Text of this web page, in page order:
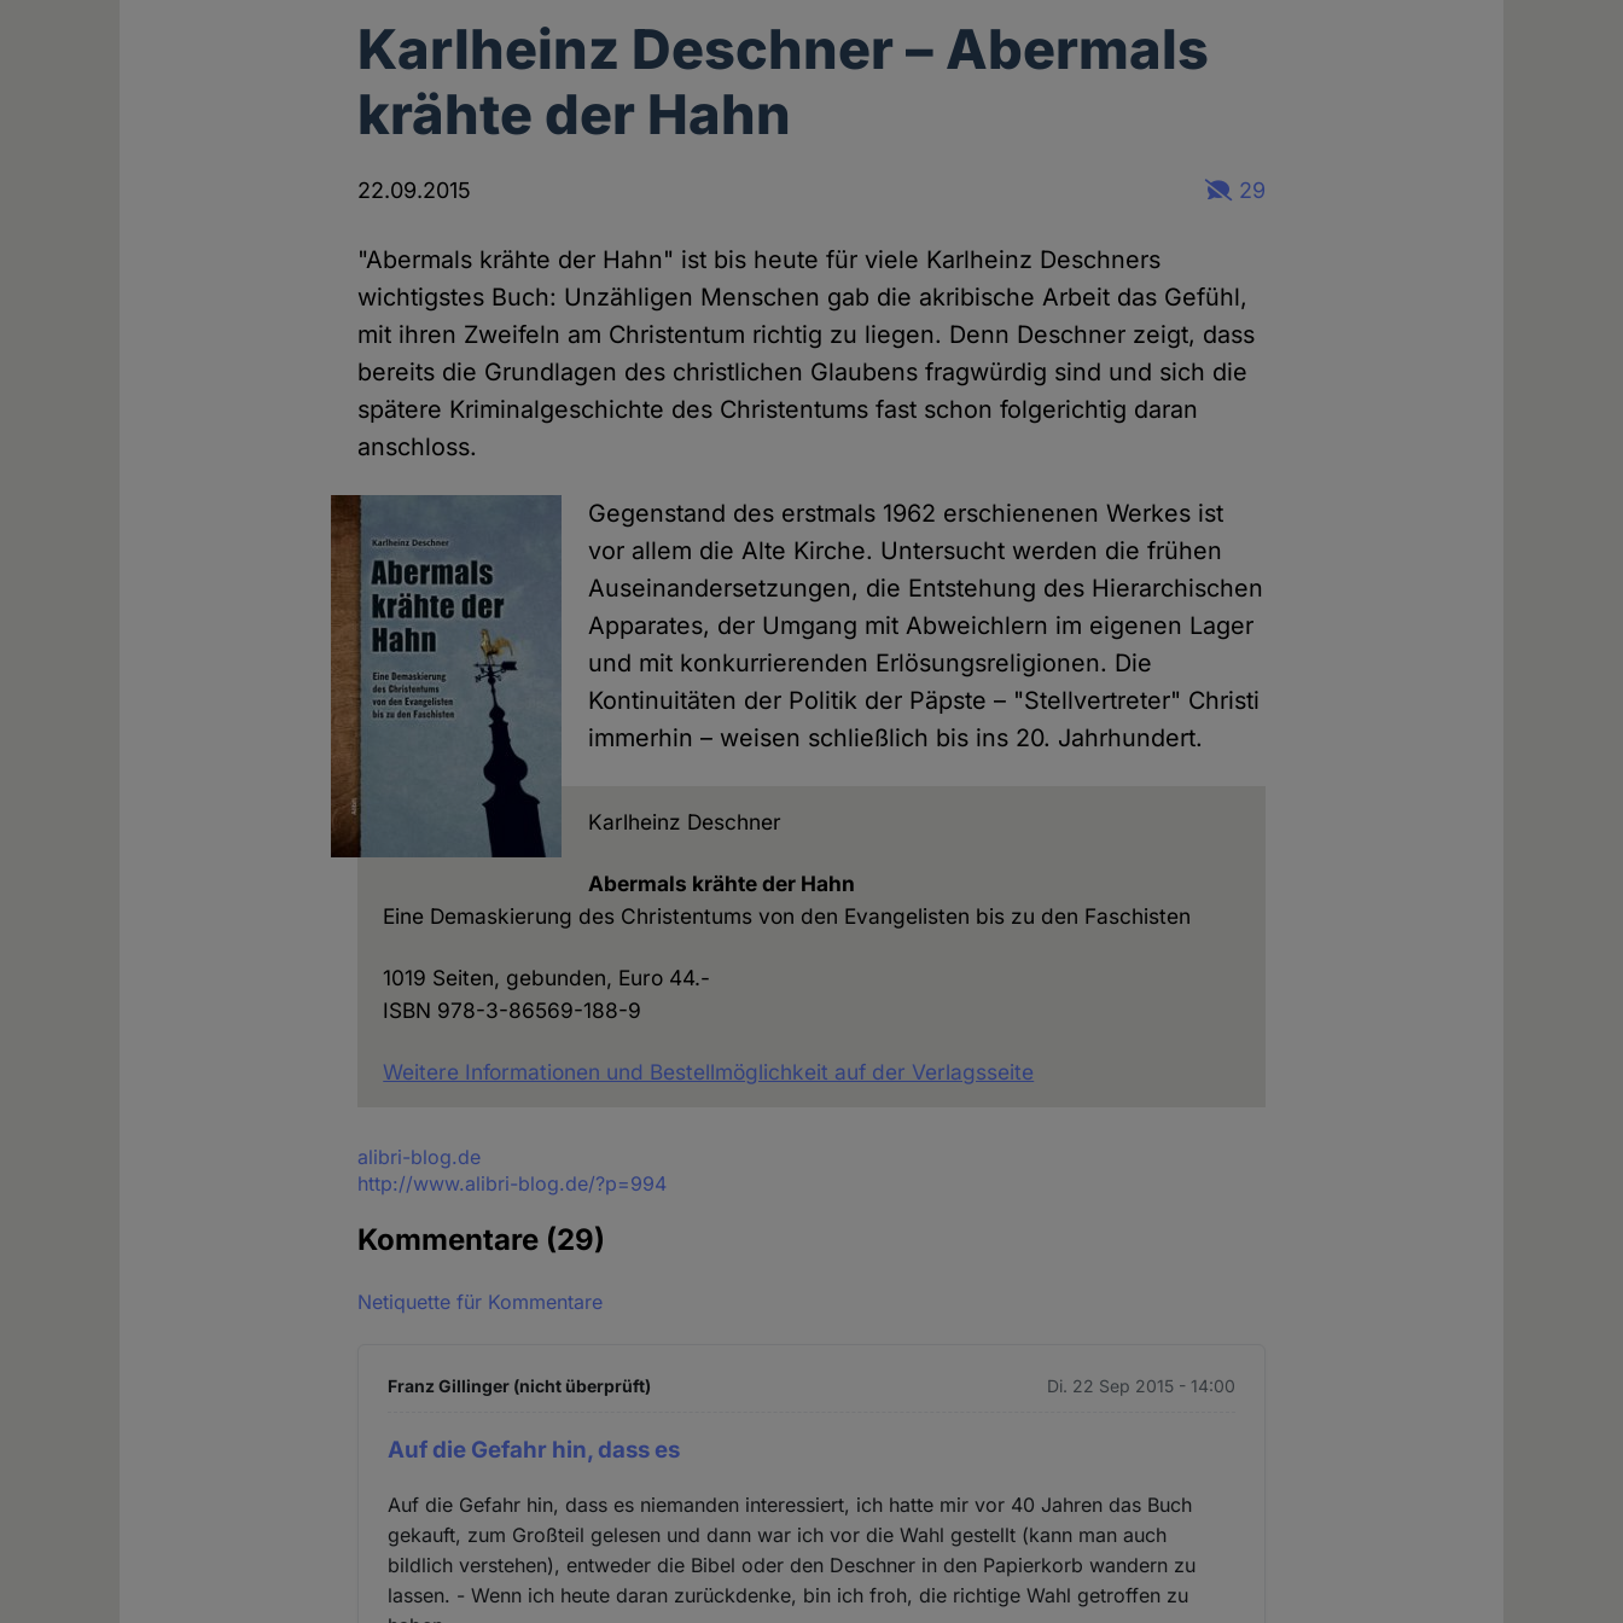
Karlheinz Deschner – Abermals
krähte der Hahn
22.09.2015 29
"Abermals krähte der Hahn" ist bis heute für viele Karlheinz Deschners
wichtigstes Buch: Unzähligen Menschen gab die akribische Arbeit das Gefühl,
mit ihren Zweifeln am Christentum richtig zu liegen. Denn Deschner zeigt, dass
bereits die Grundlagen des christlichen Glaubens fragwürdig sind und sich die
spätere Kriminalgeschichte des Christentums fast schon folgerichtig daran
anschloss.
Gegenstand des erstmals 1962 erschienenen Werkes ist
vor allem die Alte Kirche. Untersucht werden die frühen
Auseinandersetzungen, die Entstehung des Hierarchischen
Apparates, der Umgang mit Abweichlern im eigenen Lager
und mit konkurrierenden Erlösungsreligionen. Die
Kontinuitäten der Politik der Päpste – "Stellvertreter" Christi
immerhin – weisen schließlich bis ins 20. Jahrhundert.
Karlheinz Deschner
Abermals krähte der Hahn
Eine Demaskierung des Christentums von den Evangelisten bis zu den Faschisten
1019 Seiten, gebunden, Euro 44.-
ISBN 978-3-86569-188-9
Weitere Informationen und Bestellmöglichkeit auf der Verlagsseite
Quelle
alibri-blog.de
http://www.alibri-blog.de/?p=994
Kommentare (29)
Netiquette für Kommentare
Franz Gillinger (nicht überprüft) Di. 22 Sep 2015 - 14:00
Auf die Gefahr hin, dass es
Auf die Gefahr hin, dass es niemanden interessiert, ich hatte mir vor 40 Jahren das Buch
gekauft, zum Großteil gelesen und dann war ich vor die Wahl gestellt (kann man auch
bildlich verstehen), entweder die Bibel oder den Deschner in den Papierkorb wandern zu
lassen. - Wenn ich heute daran zurückdenke, bin ich froh, die richtige Wahl getroffen zu